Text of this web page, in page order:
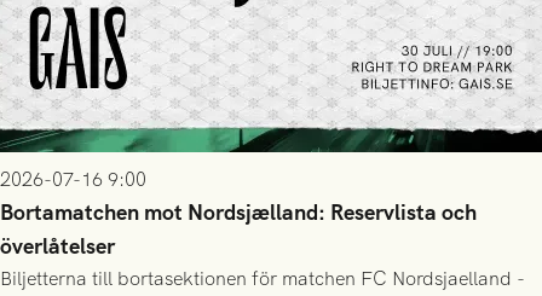
2026-07-16 9:00
Bortamatchen mot Nordsjælland: Reservlista och
överlåtelser
Biljetterna till bortasektionen för matchen FC Nordsjaelland -